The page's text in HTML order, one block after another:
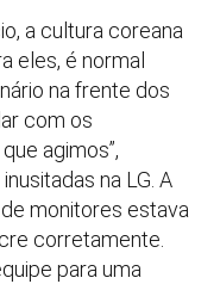
a cultura coreana
eles, é normal
na frente dos
com os
agimos”,
na LG. A
monitores estava
corretamente.
para uma